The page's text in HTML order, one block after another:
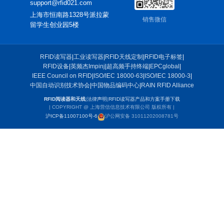
support@rfid021.com
上海市恒南路1328号派拉蒙
留学生创业园5楼
销售微信
RFID读写器| 工业读写器| RFID天线定制 RFID电子标签|
RFID设备| 英频杰Impinj 超高频手持终端| EPCglobal
IEEE Council on RFID ISO/IEC 18000-63 ISO/IEC 18000-3
中国自动识别技术协会| 中国物品编码中心| RAIN RFID Alliance
RFID阅读器和天线| 法律声明 RFID读写器产品和方案手册下载
| COPYRIGHT @ 上海营信信息技术有限公司 版权所有 |
沪ICP备11007100号-6
沪公网安备 31011202008781号